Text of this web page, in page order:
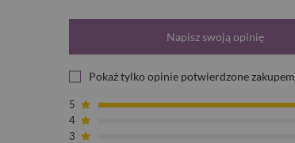
Napisz swoją opinię
Pokaż tylko opinie potwierdzone zakupem
5
4
3